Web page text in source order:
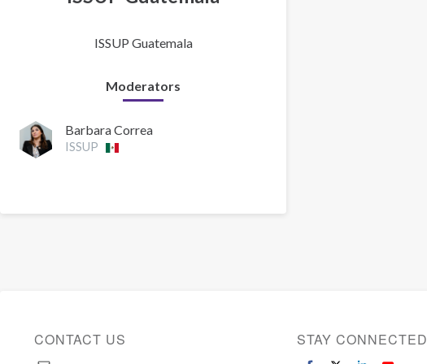
ISSUP Guatemala
Moderators
Barbara Correa
ISSUP
CONTACT US STAY CONNECTED